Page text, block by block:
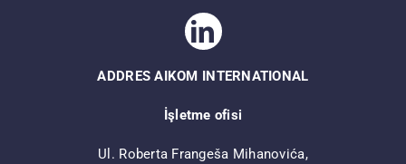
ADDRES AIKOM INTERNATIONAL
İşletme ofisi
Ul. Roberta Frangeša Mihanovića,